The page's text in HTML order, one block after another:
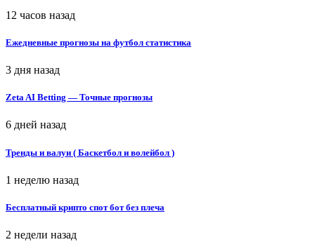
12 часов назад
Ежедневные прогнозы на футбол статистика
3 дня назад
Zeta AI Betting — Точные прогнозы
6 дней назад
Тренды и валуи ( Баскетбол и волейбол )
1 неделю назад
Бесплатный крипто спот бот без плеча
2 недели назад